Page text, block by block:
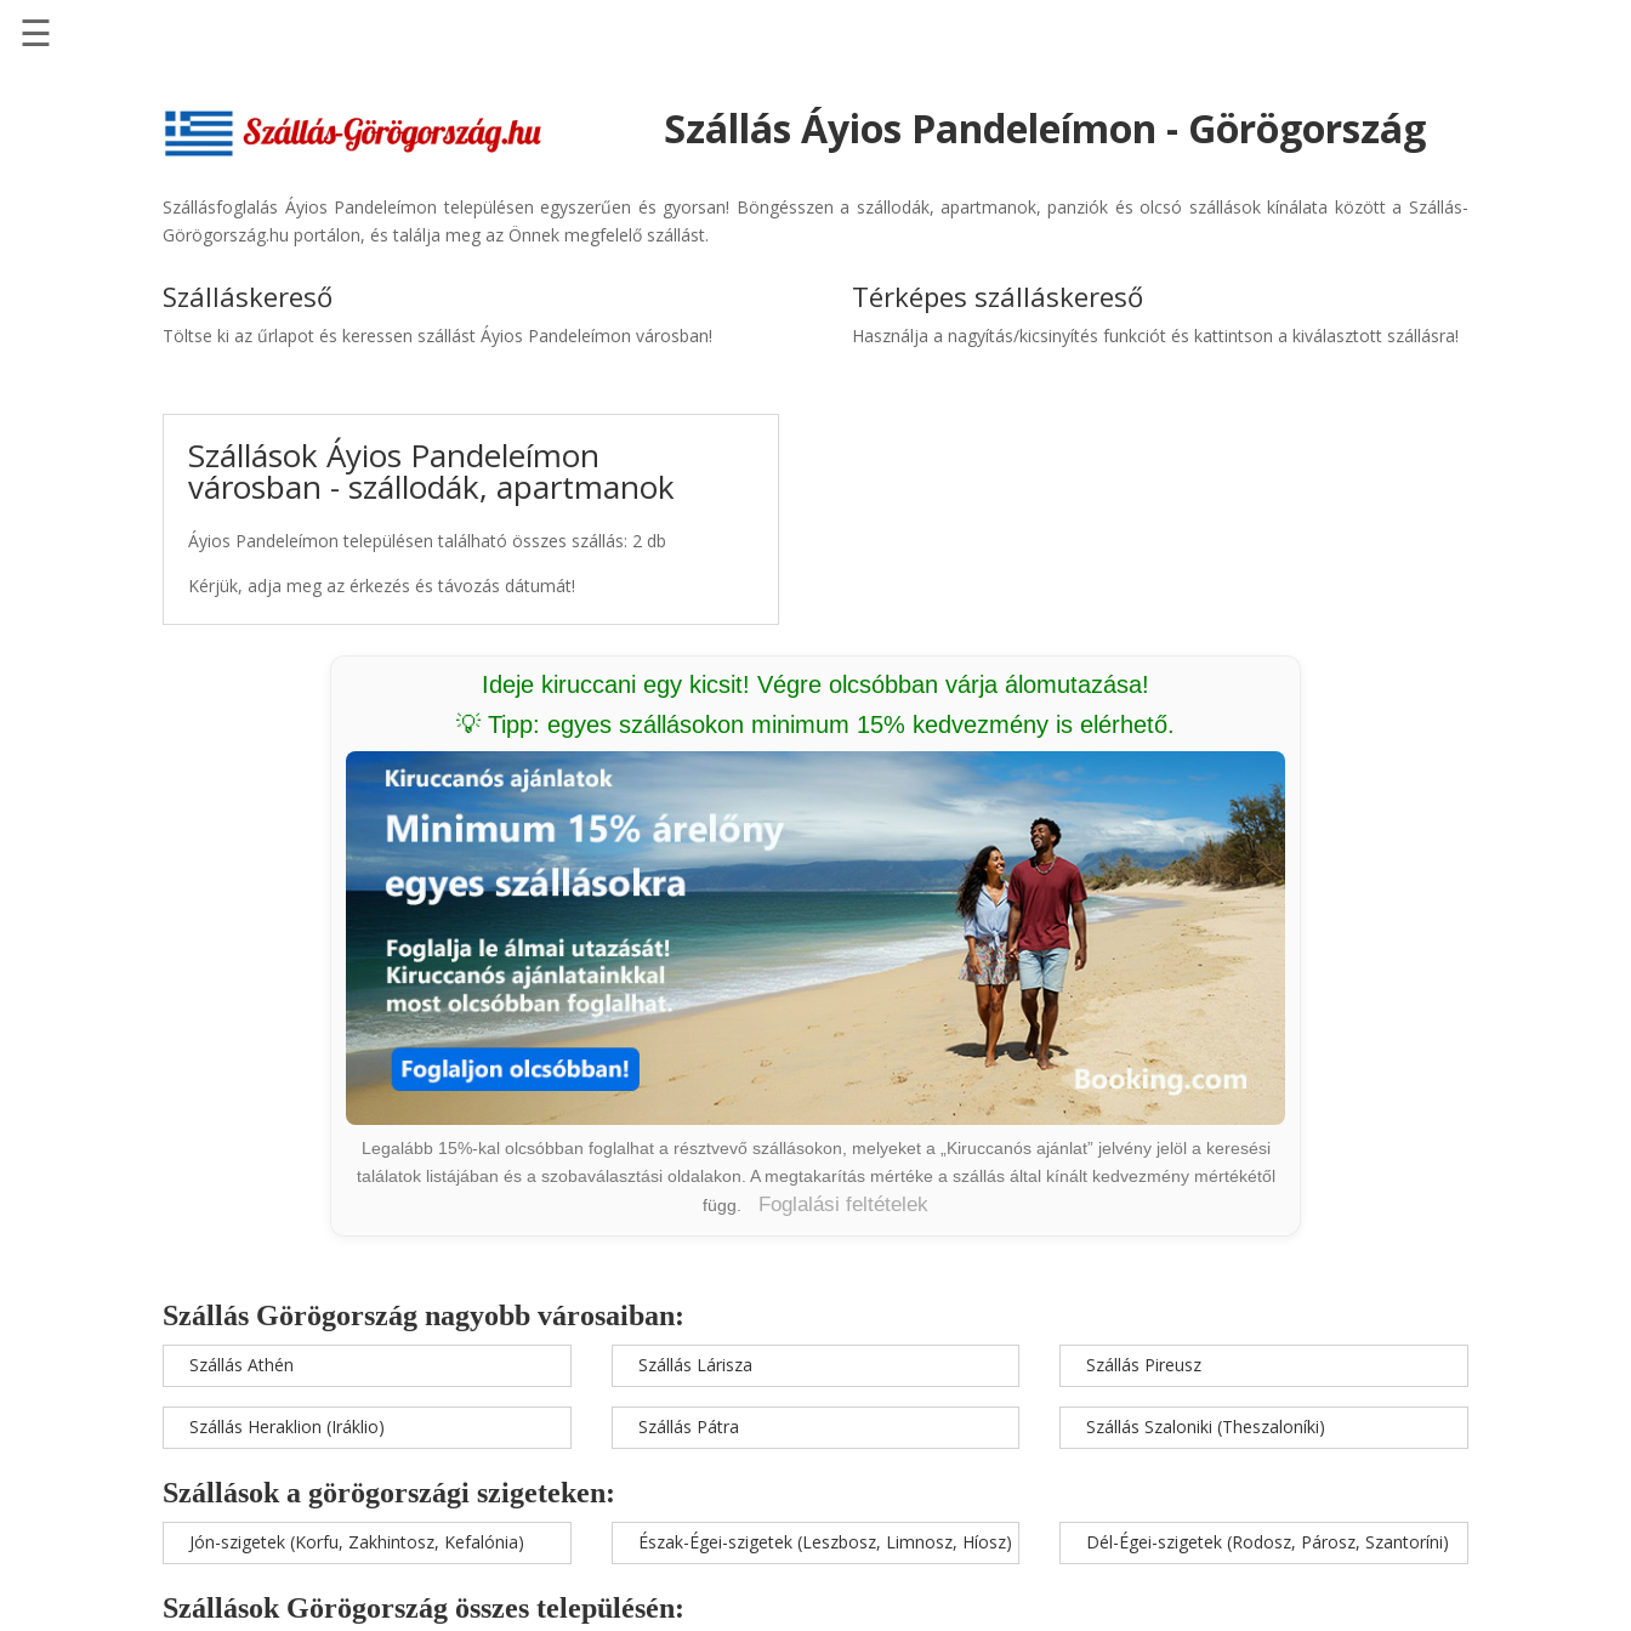
Szállásinfo.eu
Repülőjegy
Autóbérlés
☰
Szállás Áyios Pandeleímon - Görögország
Szállásfoglalás Áyios Pandeleímon településen egyszerűen és gyorsan! Böngésszen a szállodák, apartmanok, panziók és olcsó szállások kínálata között a Szállás-
Görögország.hu portálon, és találja meg az Önnek megfelelő szállást.
Szálláskereső
Töltse ki az űrlapot és keressen szállást Áyios Pandeleímon városban!
Szállások Áyios Pandeleímon
városban - szállodák, apartmanok
Áyios Pandeleímon településen található összes szállás: 2 db
Kérjük, adja meg az érkezés és távozás dátumát!
Térképes szálláskereső
Használja a nagyítás/kicsinyítés funkciót és kattintson a kiválasztott szállásra!
Ideje kiruccani egy kicsit! Végre olcsóbban várja álomutazása!
💡 Tipp: egyes szállásokon minimum 15% kedvezmény is elérhető.
Legalább 15%-kal olcsóbban foglalhat a résztvevő szállásokon, melyeket a „Kiruccanós ajánlat” jelvény jelöl a keresési
találatok listájában és a szobaválasztási oldalakon. A megtakarítás mértéke a szállás által kínált kedvezmény mértékétől
függ.
Foglalási feltételek
Szállás Görögország nagyobb városaiban:
Szállás Athén
Szállás Heraklion (Iráklio)
Szállás Lárisza
Szállás Pátra
Szállás Pireusz
Szállás Szaloniki (Theszaloníki)
Szállások a görögországi szigeteken:
Jón-szigetek (Korfu, Zakhintosz, Kefalónia) Észak-Égei-szigetek (Leszbosz, Limnosz, Híosz) Dél-Égei-szigetek (Rodosz, Párosz, Szantoríni)
Szállások Görögország összes településén: